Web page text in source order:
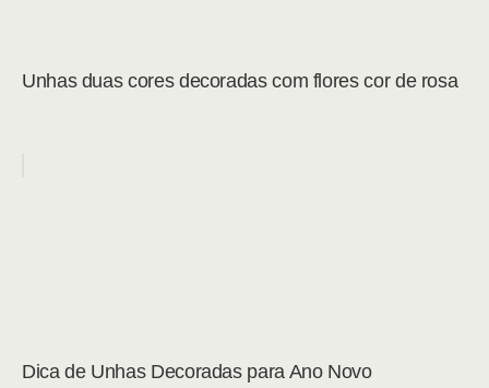
Unhas duas cores decoradas com flores cor de rosa
Dica de Unhas Decoradas para Ano Novo